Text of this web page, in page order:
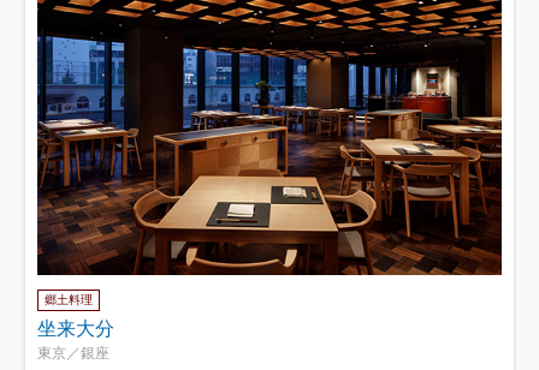
郷土料理
坐来大分
東京／銀座